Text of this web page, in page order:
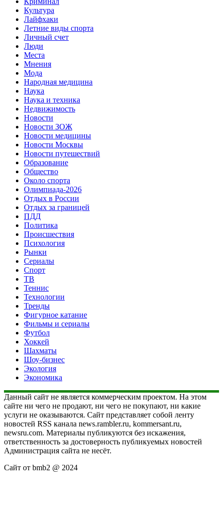
Культура
Лайфхаки
Летние виды спорта
Личный счет
Люди
Места
Мнения
Мода
Народная медицина
Наука
Наука и техника
Недвижимость
Новости
Новости ЗОЖ
Новости медицины
Новости Москвы
Новости путешествий
Образование
Общество
Около спорта
Олимпиада-2026
Отдых в России
Отдых за границей
ПДД
Политика
Происшествия
Психология
Рынки
Сериалы
Спорт
ТВ
Теннис
Технологии
Тренды
Фигурное катание
Фильмы и сериалы
Футбол
Хоккей
Шахматы
Шоу-бизнес
Экология
Экономика
Данный сайт не является коммерческим проектом. На этом
сайте ни чего не продают, ни чего не покупают, ни какие
услуги не оказываются. Сайт представляет собой ленту
новостей RSS канала news.rambler.ru, kommersant.ru,
newsru.com. Материалы публикуются без искажения,
ответственность за достоверность публикуемых новостей
Администрация сайта не несёт.
Сайт от bmb2 @ 2024